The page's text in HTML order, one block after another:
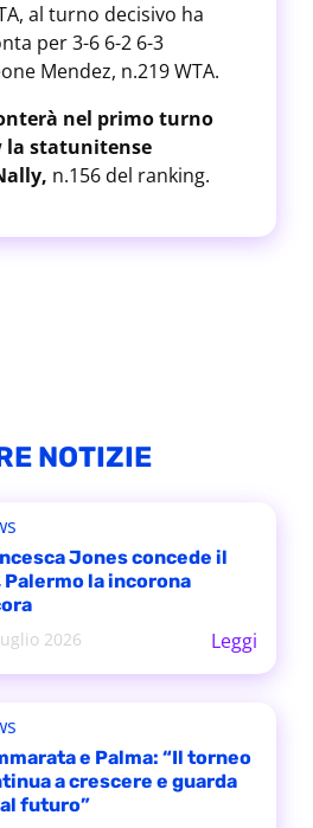
al turno decisivo ha
per 3-6 6-2 6-3
Mendez, n.219 WTA.
nel primo turno
la statunitense
, n.156 del ranking.
NOTIZIE
Jones concede il
Palermo la incorona
2026
Leggi
e Palma: “Il torneo
a crescere e guarda
futuro”